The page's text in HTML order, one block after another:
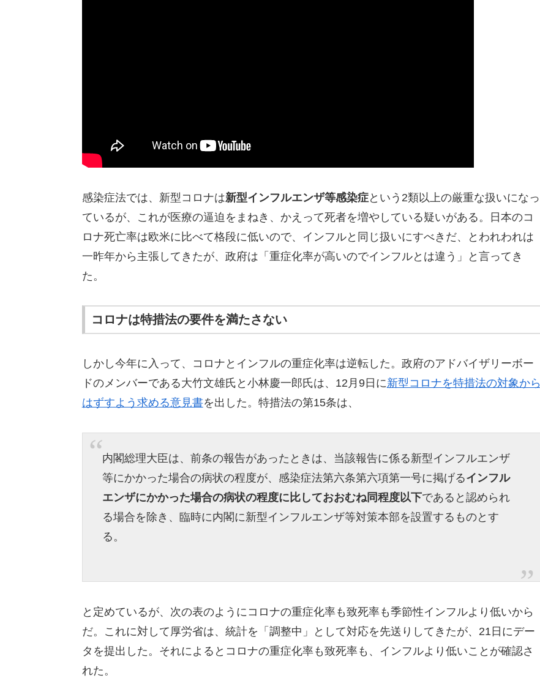
感染症法では、新型コロナは新型インフルエンザ等感染症という2類以上の厳重な扱いになっ
ているが、これが医療の逼迫をまねき、かえって死者を増やしている疑いがある。日本のコ
ロナ死亡率は欧米に比べて格段に低いので、インフルと同じ扱いにすべきだ、とわれわれは
一昨年から主張してきたが、政府は「重症化率が高いのでインフルとは違う」と言ってき
た。
コロナは特措法の要件を満たさない
しかし今年に入って、コロナとインフルの重症化率は逆転した。政府のアドバイザリーボー
ドのメンバーである大竹文雄氏と小林慶一郎氏は、12月9日に新型コロナを特措法の対象から
はずすよう求める意見書を出した。特措法の第15条は、
内閣総理大臣は、前条の報告があったときは、当該報告に係る新型インフルエンザ
等にかかった場合の病状の程度が、感染症法第六条第六項第一号に掲げるインフル
エンザにかかった場合の病状の程度に比しておおむね同程度以下であると認められ
る場合を除き、臨時に内閣に新型インフルエンザ等対策本部を設置するものとす
る。
と定めているが、次の表のようにコロナの重症化率も致死率も季節性インフルより低いから
だ。これに対して厚労省は、統計を「調整中」として対応を先送りしてきたが、21日にデー
タを提出した。それによるとコロナの重症化率も致死率も、インフルより低いことが確認さ
れた。